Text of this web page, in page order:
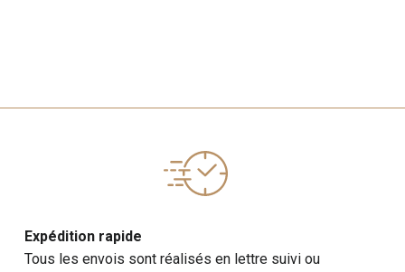
Expédition rapide
Tous les envois sont réalisés en lettre suivi ou